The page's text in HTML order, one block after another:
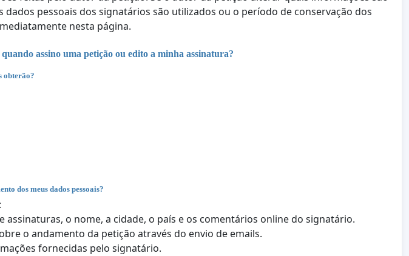
dados pessoais dos signatários são utilizados ou o período de conservação dos
nesta página.
quando assino uma petição ou edito a minha assinatura?
obterão?
dos meus dados pessoais?
assinaturas, o nome, a cidade, o país e os comentários online do signatário.
o andamento da petição através do envio de emails.
fornecidas pelo signatário.